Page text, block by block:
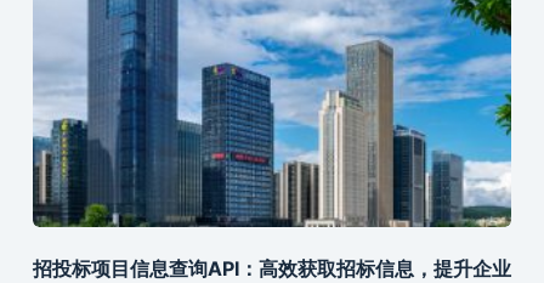
招投标项目信息查询API：高效获取招标信息，提升企业